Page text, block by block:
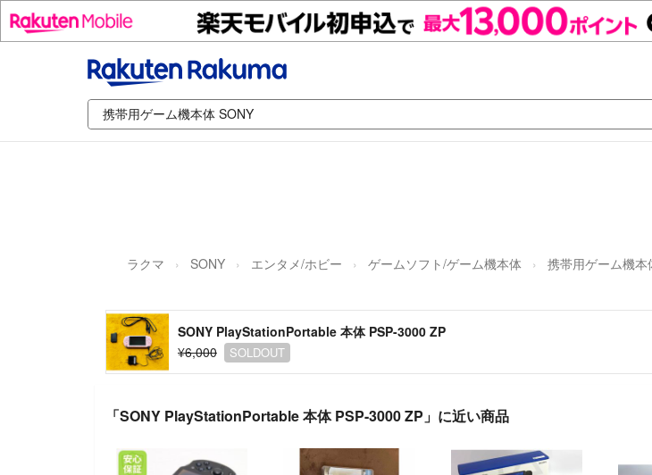
ラクマ SONY エンタメ/ホビー ゲームソフト/ゲーム機本体 携帯用ゲーム機本
SONY PlayStationPortable 本体 PSP-3000 ZP
¥6,000
SOLDOUT
「SONY PlayStationPortable 本体 PSP-3000 ZP」に近い商品